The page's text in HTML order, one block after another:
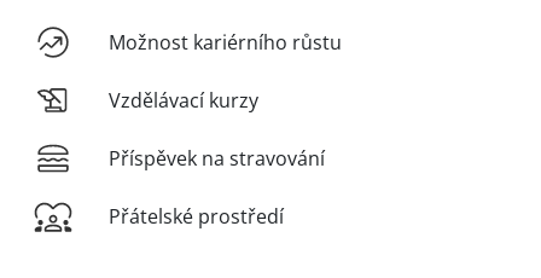
Možnost kariérního růstu
Vzdělávací kurzy
Příspěvek na stravování
Přátelské prostředí